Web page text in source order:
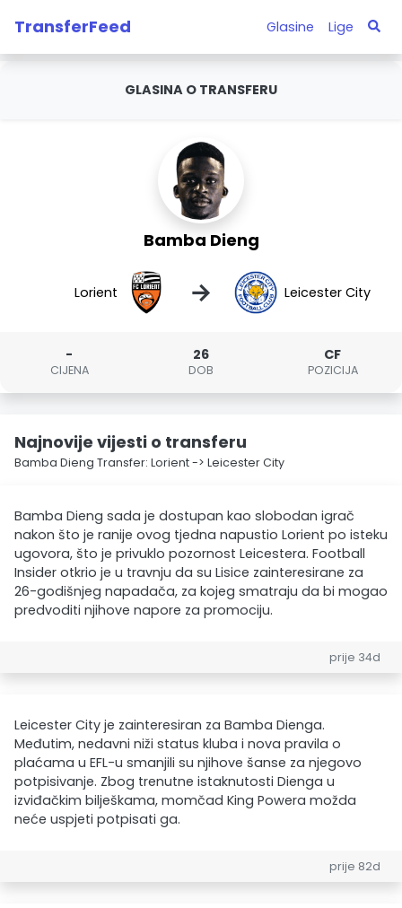
TransferFeed Glasine Lige
GLASINA O TRANSFERU
Bamba Dieng
Lorient → Leicester City
-
CIJENA
26
DOB
CF
POZICIJA
Najnovije vijesti o transferu
Bamba Dieng Transfer: Lorient -> Leicester City
Bamba Dieng sada je dostupan kao slobodan igrač
nakon što je ranije ovog tjedna napustio Lorient po isteku
ugovora, što je privuklo pozornost Leicestera. Football
Insider otkrio je u travnju da su Lisice zainteresirane za
26-godišnjeg napadača, za kojeg smatraju da bi mogao
predvoditi njihove napore za promociju.
prije 34d
Leicester City je zainteresiran za Bamba Dienga.
Međutim, nedavni niži status kluba i nova pravila o
plaćama u EFL-u smanjili su njihove šanse za njegovo
potpisivanje. Zbog trenutne istaknutosti Dienga u
izviđačkim bilješkama, momčad King Powera možda
neće uspjeti potpisati ga.
prije 82d